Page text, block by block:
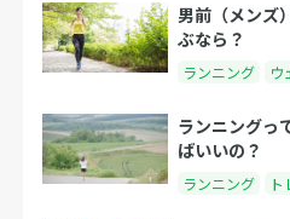
男前（メンズ
ぶなら？
ランニング ウ
ランニングっ
ばいいの？
ランニング